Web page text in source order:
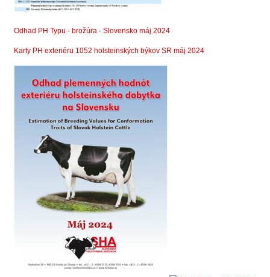
Odhad PH Typu - brožúra - Slovensko máj 2024
Karty PH exteriéru 1052 holsteinských býkov SR máj 2024